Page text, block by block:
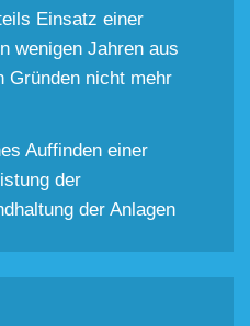
Einsatz einer
wenigen Jahren aus
Gründen nicht mehr
Auffinden einer
der
der Anlagen